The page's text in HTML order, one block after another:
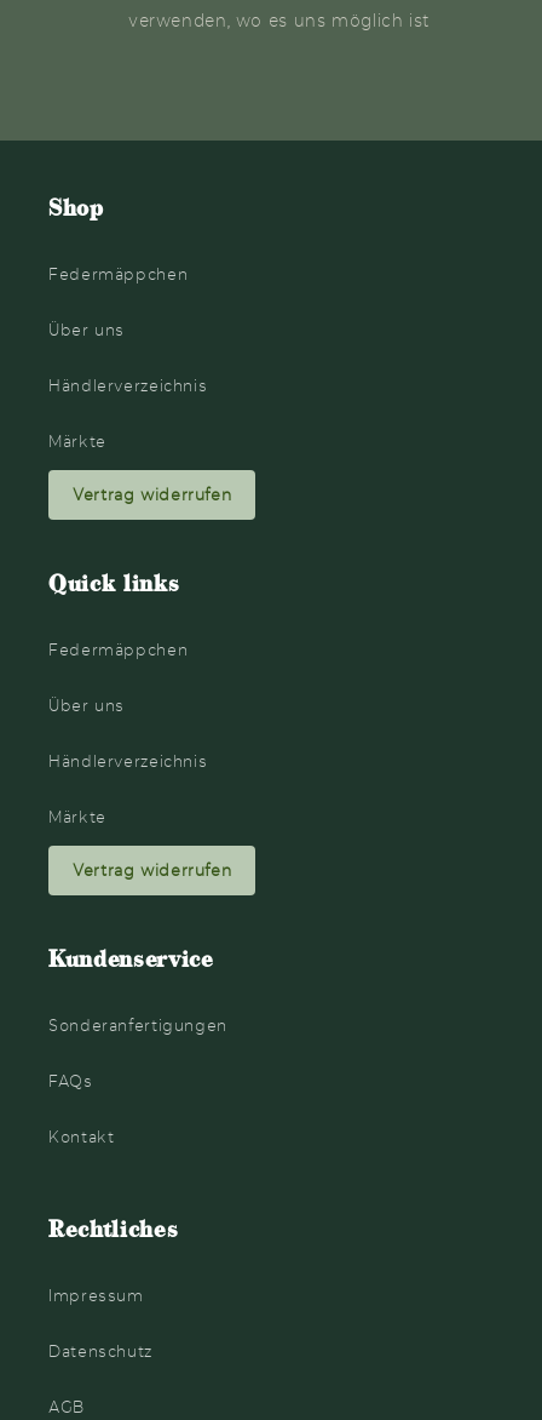
verwenden, wo es uns möglich ist
Shop
Federmäppchen
Über uns
Händlerverzeichnis
Märkte
Vertrag widerrufen
Quick links
Federmäppchen
Über uns
Händlerverzeichnis
Märkte
Vertrag widerrufen
Kundenservice
Sonderanfertigungen
FAQs
Kontakt
Rechtliches
Impressum
Datenschutz
AGB